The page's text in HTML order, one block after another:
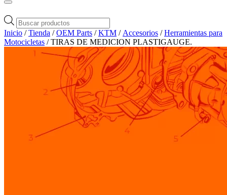
Búsqueda
de
productos
Inicio /Tienda /OEM Parts /KTM / Accesorios /Herramientas para
Motocicletas / TIRAS DE MEDICION PLASTIGAUGE.